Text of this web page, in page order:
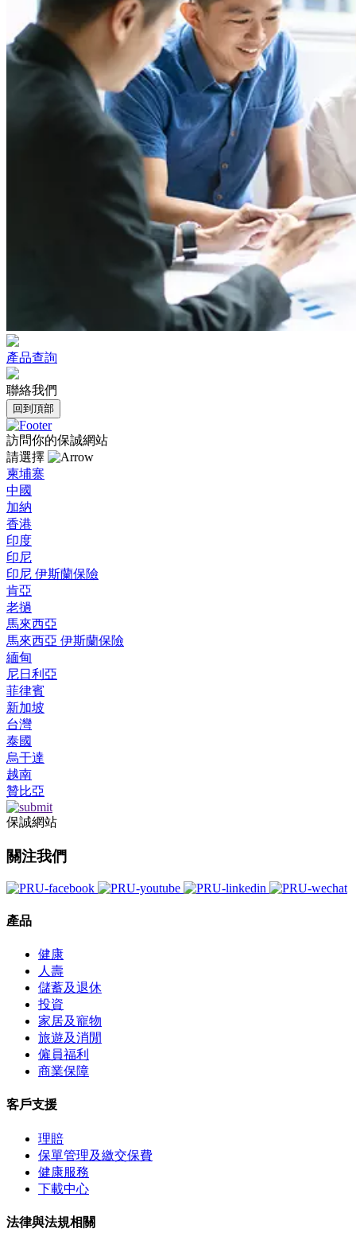
產品查詢
聯絡我們
回到頂部
訪問你的保誠網站
請選擇
柬埔寨
中國
加納
香港
印度
印尼
印尼 伊斯蘭保險
肯亞
老撾
馬來西亞
馬來西亞 伊斯蘭保險
緬甸
尼日利亞
菲律賓
新加坡
台灣
泰國
烏干達
越南
贊比亞
保誠網站
關注我們
產品
健康
人壽
儲蓄及退休
投資
家居及寵物
旅遊及消閒
僱員福利
商業保障
客戶支援
理賠
保單管理及繳交保費
健康服務
下載中心
法律與法規相關